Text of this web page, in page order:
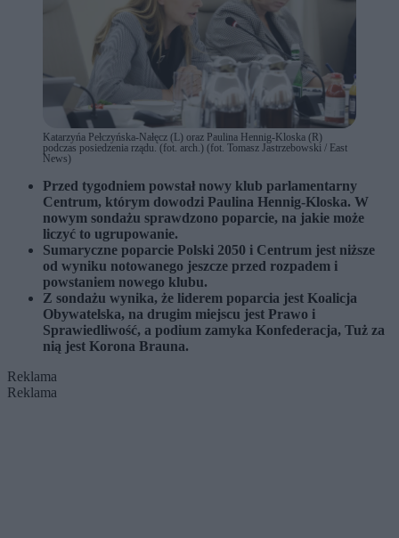
Katarzyńa Pełczyńska-Nałęcz (L) oraz Paulina Hennig-Kloska (R)
podczas posiedzenia rządu. (fot. arch.) (fot. Tomasz Jastrzebowski / East
News)
Przed tygodniem powstał nowy klub parlamentarny
Centrum, którym dowodzi Paulina Hennig-Kloska. W
nowym sondażu sprawdzono poparcie, na jakie może
liczyć to ugrupowanie.
Sumaryczne poparcie Polski 2050 i Centrum jest niższe
od wyniku notowanego jeszcze przed rozpadem i
powstaniem nowego klubu.
Z sondażu wynika, że liderem poparcia jest Koalicja
Obywatelska, na drugim miejscu jest Prawo i
Sprawiedliwość, a podium zamyka Konfederacja, Tuż za
nią jest Korona Brauna.
Reklama
Reklama